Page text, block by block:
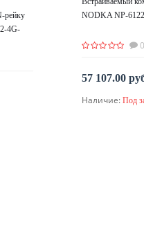
рейку
4G-
NODKA NP-
0
57 107.00
По
Наличие: Под